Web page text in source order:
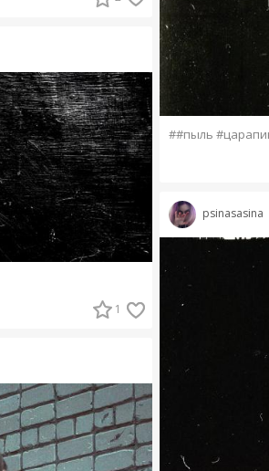
1
##пыль
psinasasina